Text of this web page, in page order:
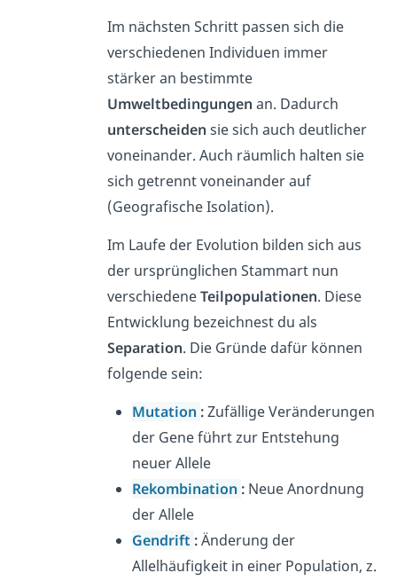
Im nächsten Schritt passen sich die
verschiedenen Individuen immer
stärker an bestimmte
Umweltbedingungen an. Dadurch
unterscheiden sie sich auch deutlicher
voneinander. Auch räumlich halten sie
sich getrennt voneinander auf
(Geografische Isolation).
Im Laufe der Evolution bilden sich aus
der ursprünglichen Stammart nun
verschiedeneTeilpopulationen. Diese
Entwicklung bezeichnest du als
Separation. Die Gründe dafür können
folgende sein:
Mutation :Zufällige Veränderungen
der Gene führt zur Entstehung
neuer Allele
Rekombination : Neue Anordnung
der Allele
Gendrift :Änderung der
Allelhäufigkeit in einer Population, z.